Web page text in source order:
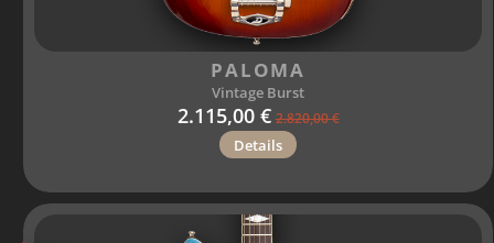
2.115,00 € 2.820,00 €
PALOMA
Vintage Burst
Details